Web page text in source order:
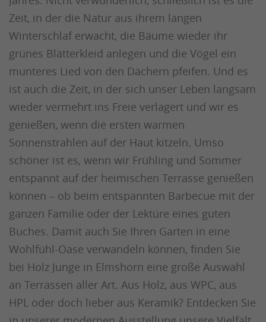
Zeit, in der die Natur aus ihrem langen
Winterschlaf erwacht, die Bäume wieder ihr
grünes Blätterkleid anlegen und die Vögel ein
munteres Lied von den Dächern pfeifen. Und es
ist auch die Zeit, in der sich unser Leben langsam
wieder vermehrt ins Freie verlagert und wir es
genießen, wenn die ersten warmen
Sonnenstrahlen auf der Haut kitzeln. Umso
schöner ist es, wenn wir Frühling und Sommer
entspannt auf der heimischen Terrasse genießen
können – ob beim entspannten Barbecue mit der
ganzen Familie oder der Lektüre eines guten
Buches. Damit auch Sie Ihren Garten in eine
Wohlfühl-Oase verwandeln können, finden Sie
bei Holz Junge in Elmshorn eine große Auswahl
an Terrassen aller Art. Aus Holz, aus WPC, aus
HPL oder doch lieber aus Keramik? Entdecken Sie